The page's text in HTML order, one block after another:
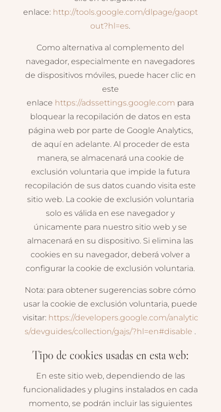
enlace: http://tools.google.com/dlpage/gaopt
out?hl=es.
Como alternativa al complemento del
navegador, especialmente en navegadores
de dispositivos móviles, puede hacer clic en
este
enlace https://adssettings.google.com para
bloquear la recopilación de datos en esta
página web por parte de Google Analytics,
de aquí en adelante. Al proceder de esta
manera, se almacenará una cookie de
exclusión voluntaria que impide la futura
recopilación de sus datos cuando visita este
sitio web. La cookie de exclusión voluntaria
solo es válida en ese navegador y
únicamente para nuestro sitio web y se
almacenará en su dispositivo. Si elimina las
cookies en su navegador, deberá volver a
configurar la cookie de exclusión voluntaria.
Nota: para obtener sugerencias sobre cómo
usar la cookie de exclusión voluntaria, puede
visitar: https://developers.google.com/analytic
s/devguides/collection/gajs/?hl=en#disable .
Tipo de cookies usadas en esta web:
En este sitio web, dependiendo de las
funcionalidades y plugins instalados en cada
momento, se podrán incluir las siguientes